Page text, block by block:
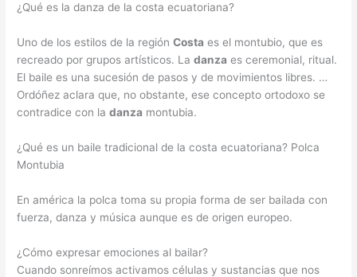
¿Qué es la danza de la costa ecuatoriana?
Uno de los estilos de la regiónCosta es el montubio, que es
recreado por grupos artísticos. Ladanza es ceremonial, ritual.
El baile es una sucesión de pasos y de movimientos libres. …
Ordóñez aclara que, no obstante, ese concepto ortodoxo se
contradice con ladanza montubia.
¿Qué es un baile tradicional de la costa ecuatoriana? Polca
Montubia
En américa la polca toma su propia forma de ser bailada con
fuerza, danza y música aunque es de origen europeo.
¿Cómo expresar emociones al bailar?
Cuando sonreímos activamos células y sustancias que nos